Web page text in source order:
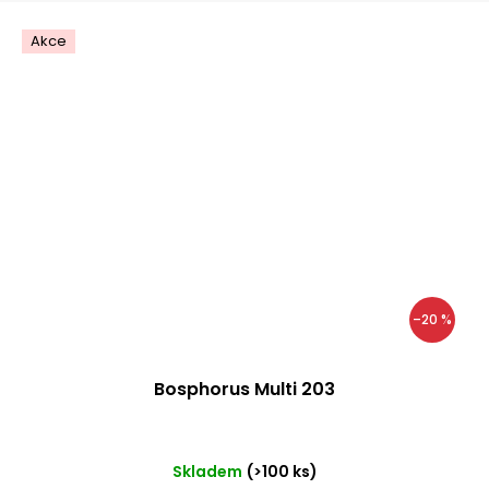
Akce
–20 %
Bosphorus Multi 203
Skladem (>100 ks)